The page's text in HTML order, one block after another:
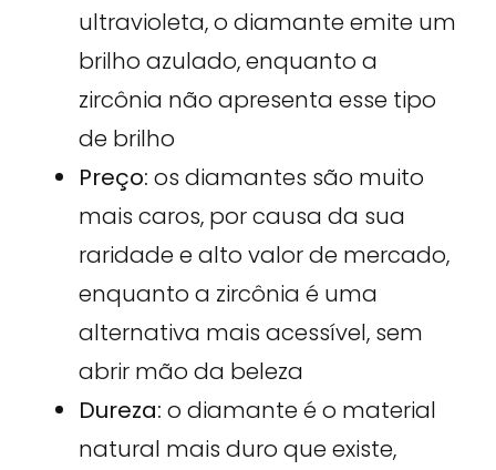
ultravioleta, o diamante emite um
brilho azulado, enquanto a
zircônia não apresenta esse tipo
de brilho
Preço: os diamantes são muito
mais caros, por causa da sua
raridade e alto valor de mercado,
enquanto a zircônia é uma
alternativa mais acessível, sem
abrir mão da beleza
Dureza: o diamante é o material
natural mais duro que existe,